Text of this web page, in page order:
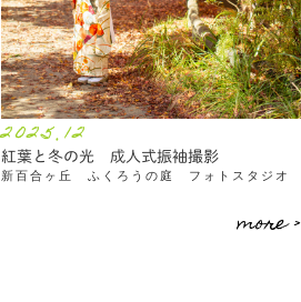
2025.12
紅葉と冬の光 成人式振袖撮影
新百合ヶ丘 ふくろうの庭 フォトスタジオ
more >